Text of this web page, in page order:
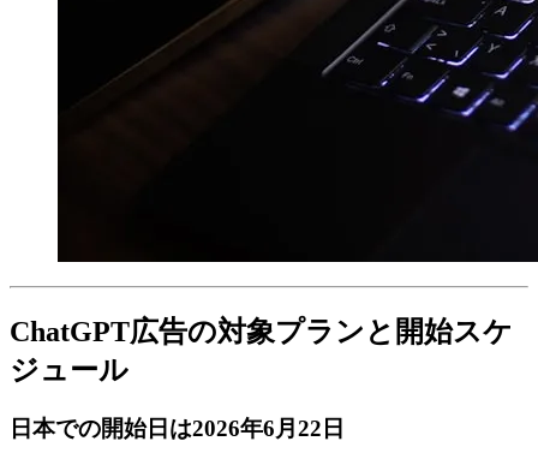
ChatGPT広告の対象プランと開始スケ
ジュール
日本での開始日は2026年6月22日